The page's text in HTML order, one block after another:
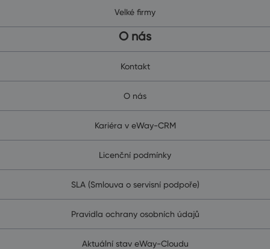
Velké firmy
O nás
Kontakt
O nás
Kariéra v eWay-CRM
Licenční podmínky
SLA (Smlouva o servisní podpoře)
Pravidla ochrany osobních údajů
Aktuální stav eWay-Cloudu